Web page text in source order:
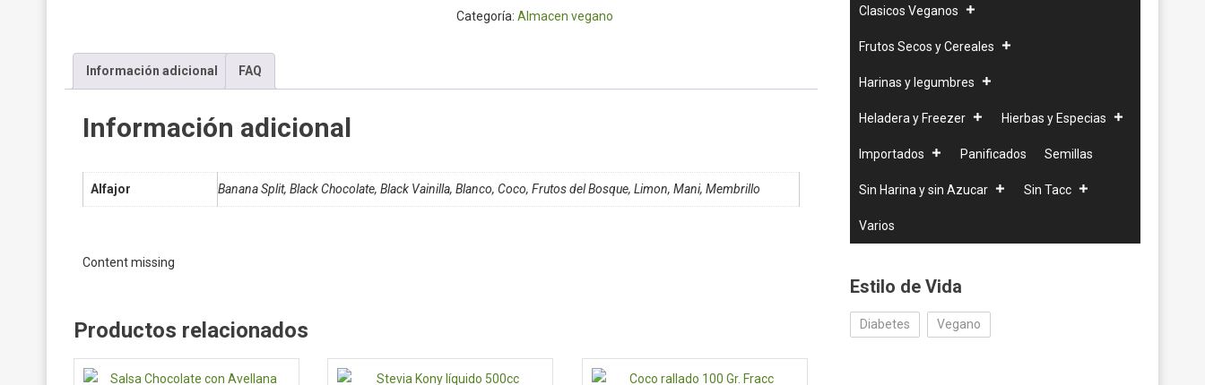
Categoría: Almacen vegano
Información adicional FAQ
Información adicional
Alfajor Banana Split, Black Chocolate, Black Vainilla, Blanco, Coco, Frutos del Bosque, Limon, Mani, Membrillo
Content missing
Productos relacionados
Clasicos Veganos
Frutos Secos y Cereales
Harinas y legumbres
Heladera y Freezer Hierbas y Especias
Importados Panificados Semillas
Sin Harina y sin Azucar Sin Tacc
Varios
Estilo de Vida
Diabetes Vegano